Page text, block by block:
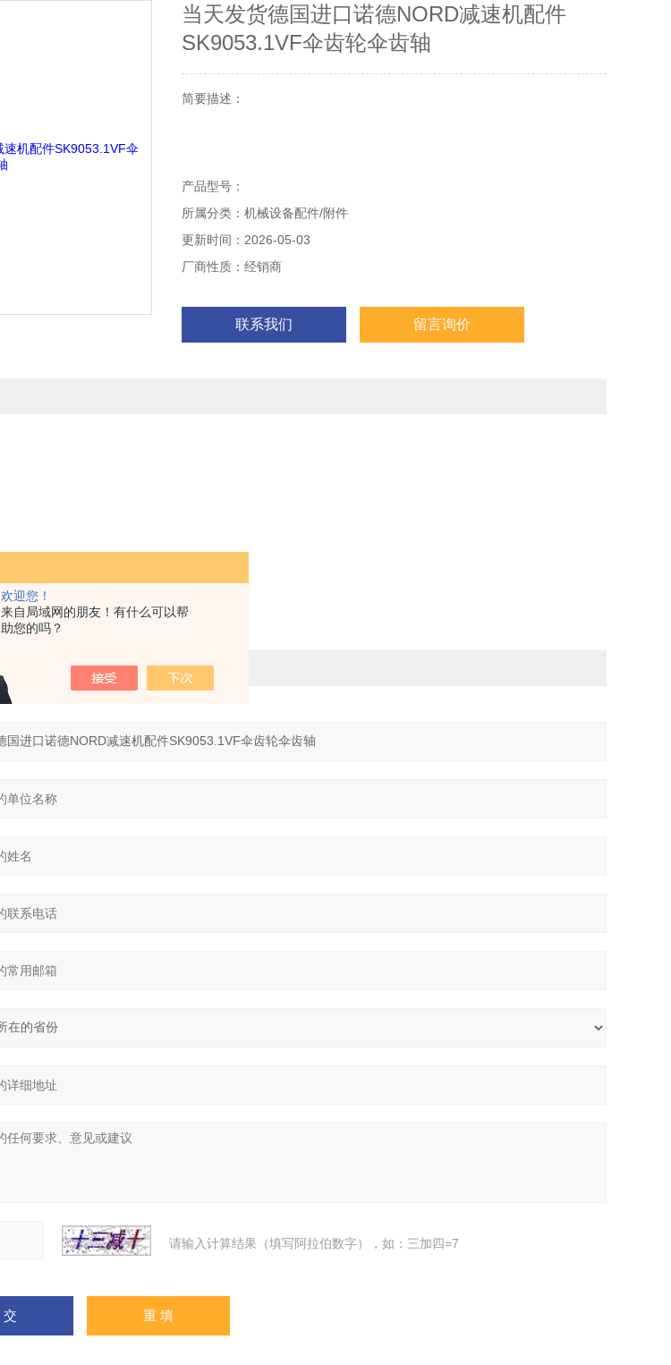
欢迎您！
来自局域网的朋友！有什么可以帮
助您的吗？
当天发货德国进口诺德NORD减速机配件
SK9053.1VF伞齿轮伞齿轴
简要描述：
产品型号：
所属分类：机械设备配件/附件
更新时间：2026-05-03
厂商性质：经销商
联系我们 留言询价
请输入计算结果（填写阿拉伯数字），如：三加四=7